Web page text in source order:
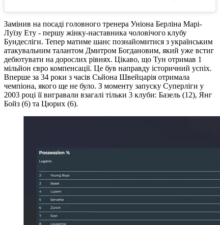
Замінив на посаді головного тренера Уніона Берліна Марі-
Луїзу Ету - першу жінку-наставника чоловічого клубу
Бундесліги. Тепер матиме шанс познайомитися з українським
атакувальним талантом Дмитром Богдановим, який уже встиг
дебютувати на дорослих рівнях. Цікаво, що Тун отримав 1
мільйон євро компенсації. Це був направду історичний успіх.
Вперше за 34 роки з часів Сьйона Швейцарія отримала
чемпіона, якого ще не було. З моменту запуску Суперліги у
2003 році її вигравали взагалі тільки 3 клуби: Базель (12), Янг
Бойз (6) та Цюрих (6).